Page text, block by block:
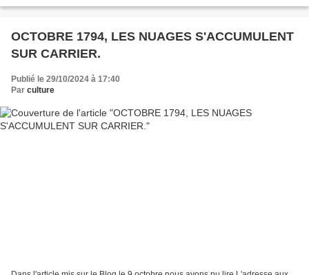
OCTOBRE 1794, LES NUAGES S'ACCUMULENT
SUR CARRIER.
Publié le 29/10/2024 à 17:40
Par culture